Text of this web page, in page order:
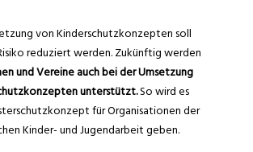
von Kinderschutzkonzepten soll
reduziert werden. Zukünftig werden
und Vereine auch bei der Umsetzung
unterstützt.So wird es
für Organisationen der
Kinder- und Jugendarbeit geben.